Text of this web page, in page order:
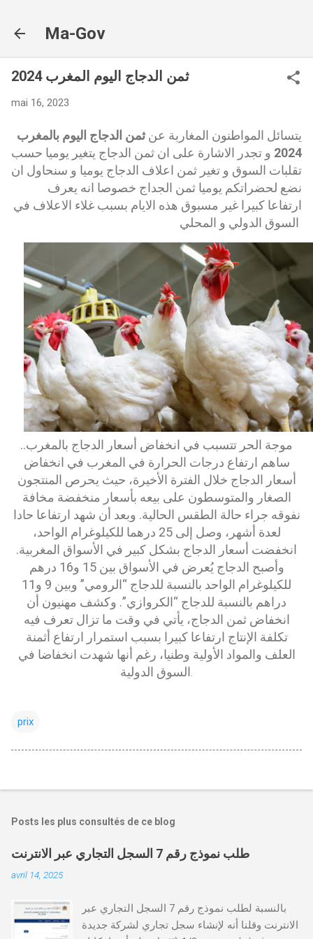
Ma-Gov
ثمن الدجاج اليوم المغرب 2024
mai 16, 2023
يتسائل المواطنون المغاربة عن ثمن الدجاج اليوم بالمغرب
2024 و تجدر الاشارة على ان ثمن الدجاج يتغير يوميا حسب
تقلبات السوق و تغير ثمن اعلاف الدجاج يوميا و سنحاول ان
نضع لحضراتكم يوميا ثمن الجداج خصوصا انه يعرف
ارتفاعا كبيرا غير مسبوق هذه الايام بسبب غلاء الاعلاف في
موجة الحر تتسبب في انخفاض أسعار الدجاج بالمغرب..
ساهم ارتفاع درجات الحرارة في المغرب في انخفاض
أسعار الدجاج خلال الفترة الأخيرة، حيث يحرص المنتجون
الصغار والمتوسطون على بيعه بأسعار منخفضة مخافة
نفوقه جراء حالة الطقس الحالية. وبعد أن شهد ارتفاعا حادا
لعدة أشهر، وصل إلى 25 درهما للكيلوغرام الواحد،
انخفضت أسعار الدجاج بشكل كبير في الأسواق المغربية.
وأصبح الدجاج يُعرض في الأسواق بين 15 و16 درهم
للكيلوغرام الواحد بالنسبة للدجاج “الرومي” وبين 9 و11
دراهم بالنسبة للدجاج “الكروازي”. وكشف مهنيون أن
انخفاض ثمن الدجاج، يأتي في وقت ما تزال تعرف فيه
تكلفة الإنتاج ارتفاعا كبيرا بسبب استمرار ارتفاع أثمنة
العلف والمواد الأولية وطنيا، رغم أنها شهدت انخفاضا في
السوق الدولية.
prix
Posts les plus consultés de ce blog
طلب نموذج رقم 7 السجل التجاري عبر الانترنت
avril 14, 2025
بالنسبة لطلب نموذج رقم 7 السجل التجاري عبر
الانترنت وقلنا أنه لإنشاء سجل تجاري لشركة جديدة